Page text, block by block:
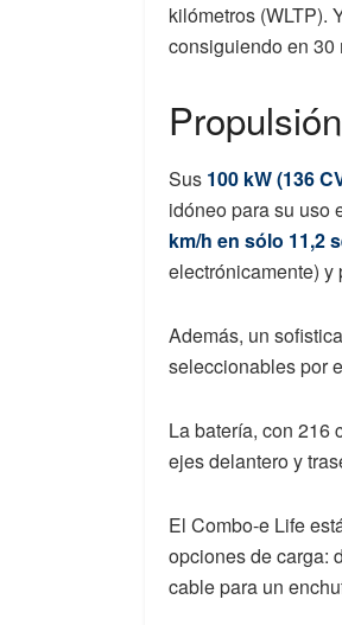
kilómetros (WLTP).
consiguiendo en 30
Sus 100 kW (136
idóneo para su uso
km/h en sólo 11,2
electrónicamente) y
Además, un
seleccionables por
La batería, con 216
ejes delantero y
El Combo-e Life
opciones de carga:
cable para un